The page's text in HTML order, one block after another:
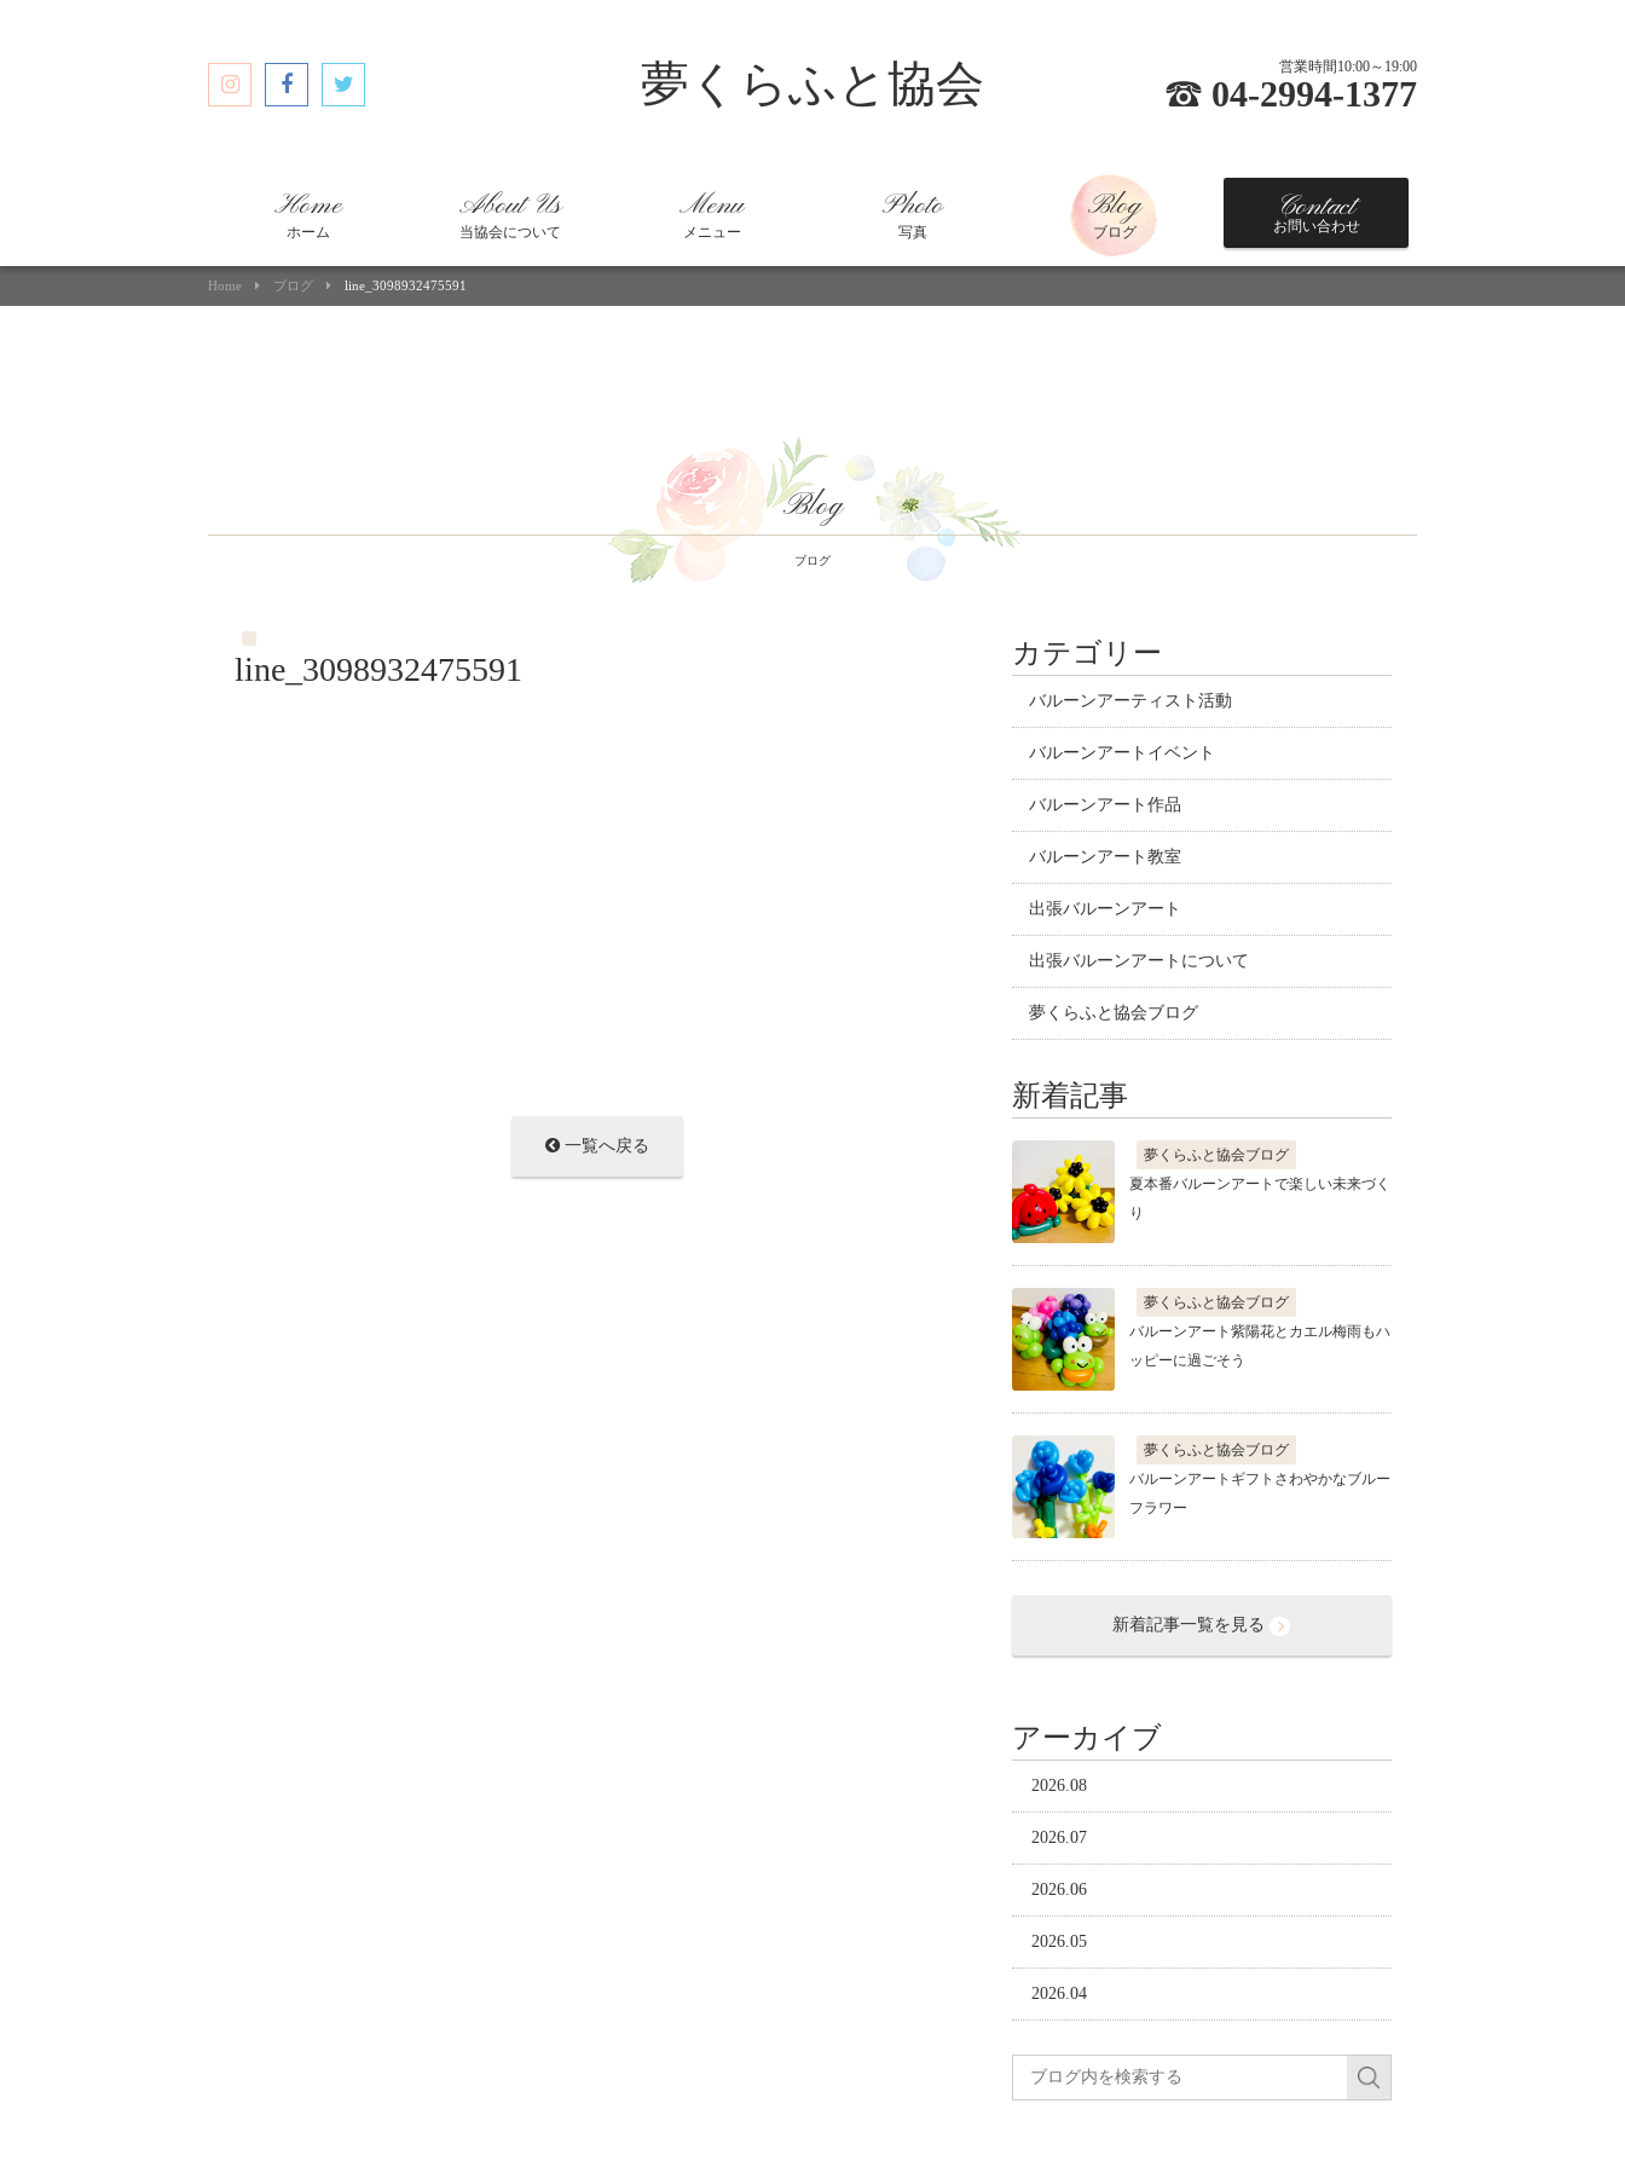
夢くらふと協会 営業時間10:00～19:00
04-2994-1377
Home
ホーム
About Us
当協会について
Menu
メニュー
Photo
写真
Blog
ブログ
Contact
お問い合わせ
Home ブログ line_3098932475591
Blog
ブログ
line_3098932475591
一覧へ戻る
カテゴリー
バルーンアーティスト活動
バルーンアートイベント
バルーンアート作品
バルーンアート教室
出張バルーンアート
出張バルーンアートについて
夢くらふと協会ブログ
新着記事
夢くらふと協会ブログ
夏本番バルーンアートで楽しい未来づく
り
夢くらふと協会ブログ
バルーンアート紫陽花とカエル梅雨もハ
ッピーに過ごそう
夢くらふと協会ブログ
バルーンアートギフトさわやかなブルー
フラワー
新着記事一覧を見る
アーカイブ
2026.08
2026.07
2026.06
2026.05
2026.04